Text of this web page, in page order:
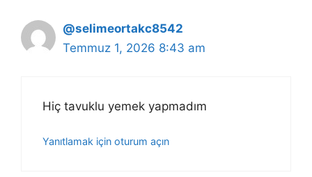
@selimeortakc8542
Temmuz 1, 2026 8:43 am
Hiç tavuklu yemek yapmadım
Yanıtlamak için oturum açın